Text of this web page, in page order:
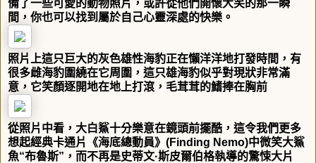
備了一些可愛的動物照片，或許從他們開懷大笑的那一瞬
間，你也可以找到屬於自己心靈深處的快樂。
照片上這只巨大的灰色雄性海豹正在懶洋洋地打發時間，有
很多雌海豹圍繞在它周圍，這只雄海豹似乎對現狀非常滿
意，它笑顏逐開地在地上打滾，毛茸茸的鰭捧在胸前
從照片中看，大白鯊十分樂意在鏡頭前擺酷，這令我們更多
想起經典卡通片《海底總動員》(Finding Nemo)中微笑大鯊
魚“布魯斯”，而不再是史蒂文·斯皮爾伯格執導的驚悚大片